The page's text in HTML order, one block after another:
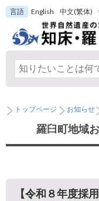
言語 English 中文(繁体)
トップページ お知らせ
羅臼町地域
【令和８年度